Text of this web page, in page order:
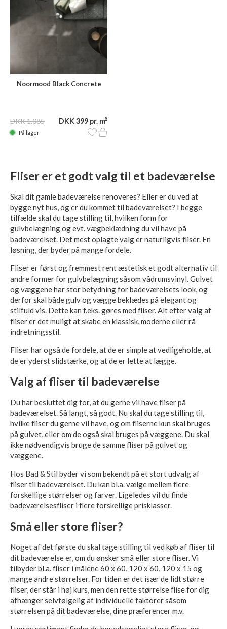
Noormood Black Concrete
DKK 1.085 DKK 399 pr. m²
På lager
Fliser er et godt valg til et badeværelse
Skal dit gamle badeværelse renoveres? Eller er du ved at
bygge nyt hus, og er du kommet til badeværelset? I begge
tilfælde skal du tage stilling til, hvilken form for
gulvbelægning og evt. vægbeklædning du vil have på
badeværelset. Det mest oplagte valg er naturligvis fliser. En
løsning, der byder på mange fordele.
Fliser er først og fremmest rent æstetisk et godt alternativ til
andre former for gulvbelægning såsom vådrumsvinyl. Gulvet
og væggene har stor betydning for badeværelsets look, og
derfor skal både gulv og vægge beklædes på elegant og
stilfuld vis. Dette kan f.eks. gøres med fliser. Alt efter valg af
fliser er det muligt at skabe en klassisk, moderne eller rå
indretningsstil.
Fliser har også de fordele, at de er simple at vedligeholde, at
de er yderst slidstærke, og at de er lette at lægge.
Valg af fliser til badeværelse
Du har besluttet dig for, at du gerne vil have fliser på
badeværelset. Så langt, så godt. Nu skal du tage stilling til,
hvilke fliser du gerne vil have, og om fliserne kun skal bruges
på gulvet, eller om de også skal bruges på væggene. Du skal
ikke nødvendigvis bruge de samme fliser på gulvet og
væggene.
Hos Bad & Stil byder vi som bekendt på et stort udvalg af
fliser til badeværelset. Du kan bl.a. vælge mellem flere
forskellige størrelser og farver. Ligeledes vil du finde
badeværelsesfliser i flere forskellige prisklasser.
Små eller store fliser?
Noget af det første du skal tage stilling til ved køb af fliser til
dit badeværelse er, om du ønsker små eller store fliser. Vi
tilbyder bl.a. fliser i målene 60 x 60, 120 x 60, 120 x 15 og
mange andre størrelser. For tiden er det især de lidt større
fliser, der står i høj kurs, men den rette størrelse flise for dig
afhænger selvfølgelig af individuelle faktorer såsom
størrelsen på dit badeværelse, dine præferencer m.v.